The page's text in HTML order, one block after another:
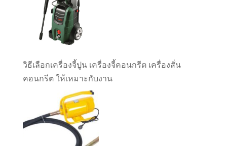
วิธีเลือกเครื่องจี้ปูน เครื่องจี้คอนกรีต เครื่องสั่น
คอนกรีต ให้เหมาะกับงาน